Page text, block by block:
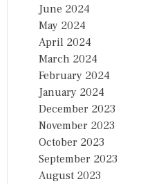
June 2024
May 2024
April 2024
March 2024
February 2024
January 2024
December 2023
November 2023
October 2023
September 2023
August 2023